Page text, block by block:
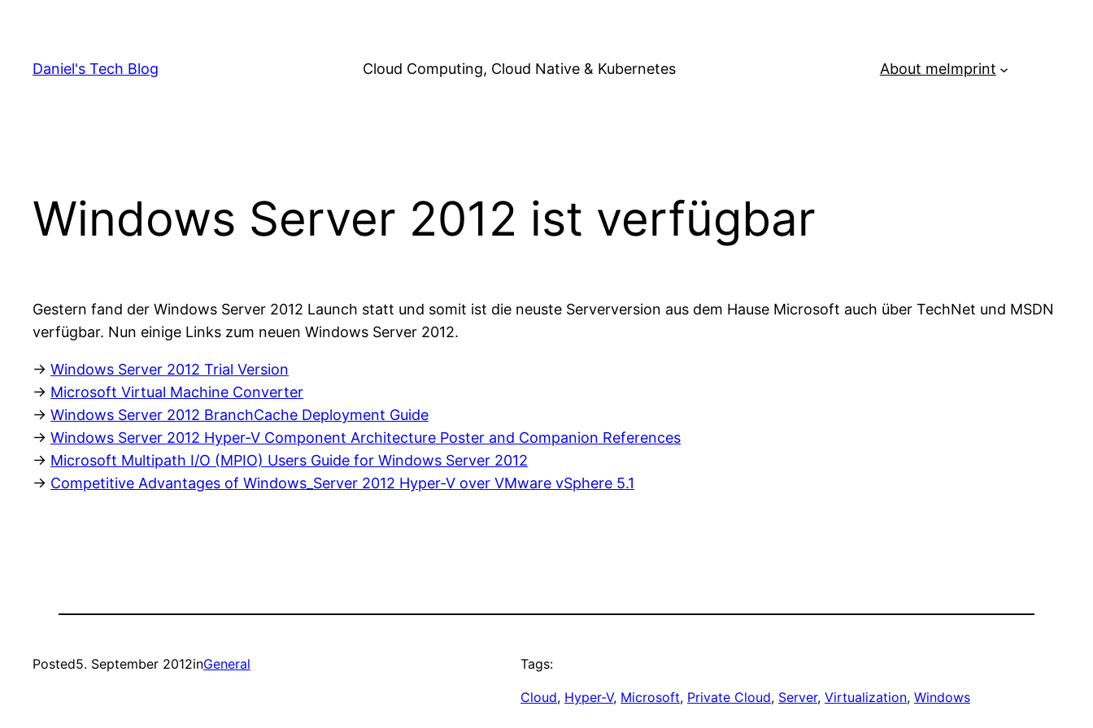
content
Daniel's Tech Blog Cloud Computing, Cloud Native & Kubernetes About meImprint
Windows Server 2012 ist verfügbar
Gestern fand der Windows Server 2012 Launch statt und somit ist die neuste Serverversion aus dem Hause Microsoft auch über TechNet und MSDN
verfügbar. Nun einige Links zum neuen Windows Server 2012.
-> Windows Server 2012 Trial Version
-> Microsoft Virtual Machine Converter
-> Windows Server 2012 BranchCache Deployment Guide
-> Windows Server 2012 Hyper-V Component Architecture Poster and Companion References
-> Microsoft Multipath I/O (MPIO) Users Guide for Windows Server 2012
-> Competitive Advantages of Windows_Server 2012 Hyper-V over VMware vSphere 5.1
Posted5. September 2012inGeneral Tags:
Cloud, Hyper-V, Microsoft, Private Cloud, Server, Virtualization, Windows